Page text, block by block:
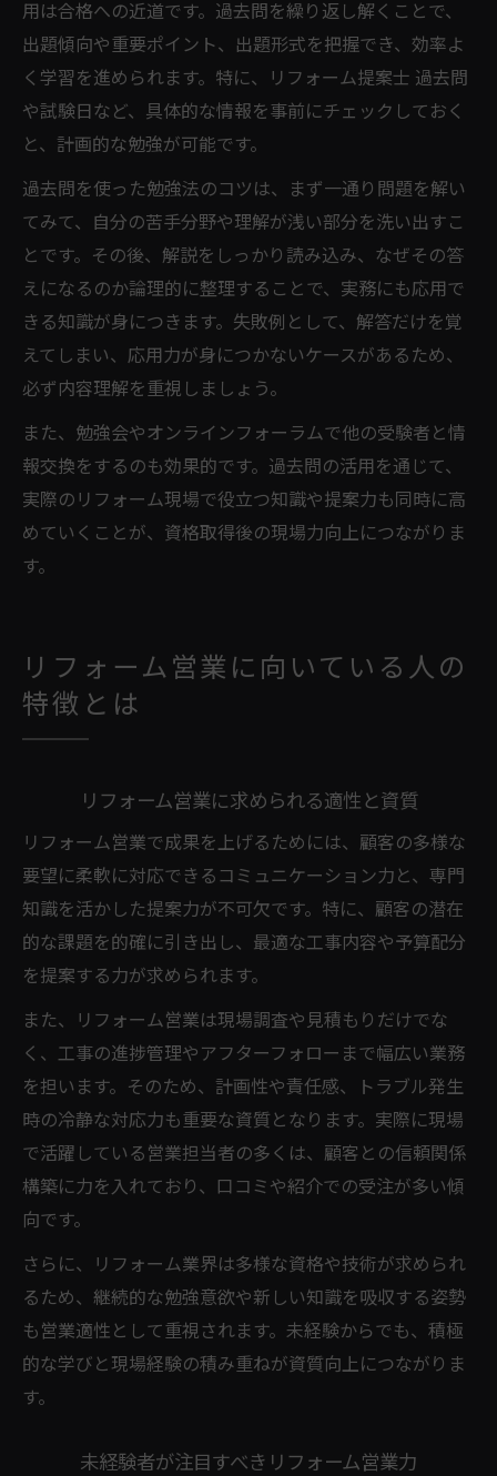
用は合格への近道です。過去問を繰り返し解くことで、
出題傾向や重要ポイント、出題形式を把握でき、効率よ
く学習を進められます。特に、リフォーム提案士 過去問
や試験日など、具体的な情報を事前にチェックしておく
と、計画的な勉強が可能です。
過去問を使った勉強法のコツは、まず一通り問題を解い
てみて、自分の苦手分野や理解が浅い部分を洗い出すこ
とです。その後、解説をしっかり読み込み、なぜその答
えになるのか論理的に整理することで、実務にも応用で
きる知識が身につきます。失敗例として、解答だけを覚
えてしまい、応用力が身につかないケースがあるため、
必ず内容理解を重視しましょう。
また、勉強会やオンラインフォーラムで他の受験者と情
報交換をするのも効果的です。過去問の活用を通じて、
実際のリフォーム現場で役立つ知識や提案力も同時に高
めていくことが、資格取得後の現場力向上につながりま
す。
リフォーム営業に向いている人の
特徴とは
リフォーム営業に求められる適性と資質
リフォーム営業で成果を上げるためには、顧客の多様な
要望に柔軟に対応できるコミュニケーション力と、専門
知識を活かした提案力が不可欠です。特に、顧客の潜在
的な課題を的確に引き出し、最適な工事内容や予算配分
を提案する力が求められます。
また、リフォーム営業は現場調査や見積もりだけでな
く、工事の進捗管理やアフターフォローまで幅広い業務
を担います。そのため、計画性や責任感、トラブル発生
時の冷静な対応力も重要な資質となります。実際に現場
で活躍している営業担当者の多くは、顧客との信頼関係
構築に力を入れており、口コミや紹介での受注が多い傾
向です。
さらに、リフォーム業界は多様な資格や技術が求められ
るため、継続的な勉強意欲や新しい知識を吸収する姿勢
も営業適性として重視されます。未経験からでも、積極
的な学びと現場経験の積み重ねが資質向上につながりま
す。
未経験者が注目すべきリフォーム営業力